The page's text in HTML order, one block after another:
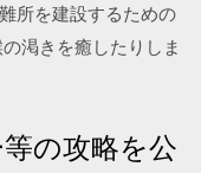
所を建設するための
渇きを癒したりしま
の攻略を公